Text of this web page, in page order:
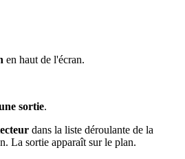
en haut de l'écran.
sortie.
dans la liste déroulante de la
La sortie apparaît sur le plan.